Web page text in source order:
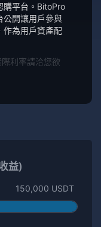
購平台。BitoPro
公開讓用戶參與
作為用戶資產配
利率請洽您欲
益)
150,000 USDT